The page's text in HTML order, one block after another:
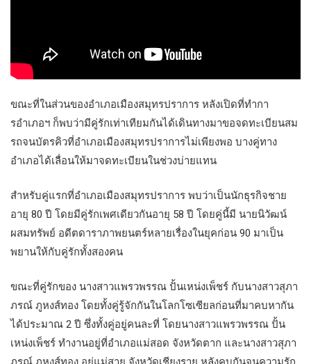
ขณะที่ในส่วนของอำเภอเมืองสมุทรปราการ หลังเปิดที่ทำกา
รอำเภอฯ ก็พบว่ามีคู่รักเท่าเทียมกันได้เดินทางมาขอจดทะเบียนสม
รถจนบัตรคิวที่อำเภอเมืองสมุทรปราการไม่เพียงพอ บางคู่ทาง
อำเภอได้เลื่อนให้มาจดทะเบียนในช่วงบ่ายแทน
สำหรับคู่แรกที่อำเภอเมืองสมุทรปราการ พบว่าเป็นนักธุรกิจชาย
อายุ 80 ปี โดยมีคู่รักเพศเดียวกันอายุ 58 ปี โดยคู่นี้มี นายนิวัฒน์
ผสมทรัพย์ อดีตดาราภาพยนตร์หลายเรื่องในยุคก่อน 90 มาเป็น
พยานให้กับคู่รักทั้งสองคน
ขณะที่คู่รักของ นางสาวแพรวพรรณ ปั้นเหน่งเพ็ชร์ กับนางสาวสุภา
ภรณ์ ภูหงส์ทอง โดยทั้งคู่รู้จักกันในโลกโซเซียลก่อนที่มาคบหากัน
ได้ประมาณ 2 ปี ซึ่งทั้งคู่อยู่คนละที่ โดยนางสาวแพรวพรรณ ปั้น
เหน่งเพ็ชร์ ทำงานอยู่ที่อำเภอแม่สอด จังหวัดตาก และนางสาวสุภา